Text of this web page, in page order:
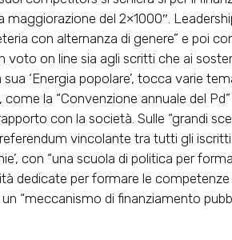
maggiorazione del 2×1000″.
con alternanza di genere” e poi
voto on line sia agli scritti che ai
sua ‘Energia popolare’, tocca varie
la “Convenzione annuale del
con la società. Sulle “grandi
vincolante tra tutti gli
con “una scuola di politica per
dedicate per formare le
“meccanismo di finanziamento